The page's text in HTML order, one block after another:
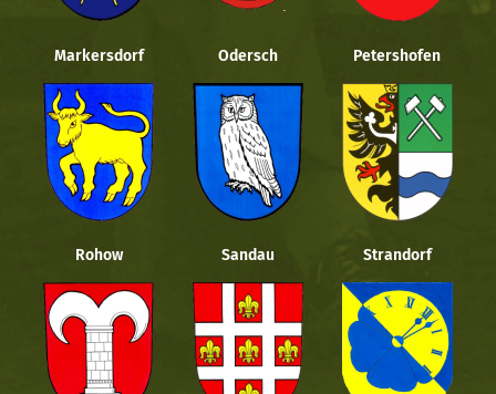
Markersdorf Odersch Petershofen
Rohow Sandau Strandorf